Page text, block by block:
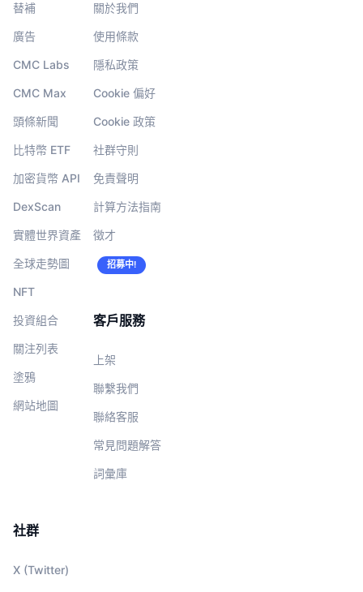
替補
廣告
CMC Labs
CMC Max
頭條新聞
比特幣 ETF
加密貨幣 API
DexScan
實體世界資產
全球走勢圖
NFT
投資組合
關注列表
塗鴉
網站地圖
關於我們
使用條款
隱私政策
Cookie 偏好
Cookie 政策
社群守則
免責聲明
計算方法指南
徵才
招募中!
客戶服務
上架
聯繫我們
聯絡客服
常見問題解答
詞彙庫
社群
X (Twitter)